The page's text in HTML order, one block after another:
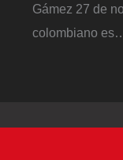
Gámez 27 de
colombiano